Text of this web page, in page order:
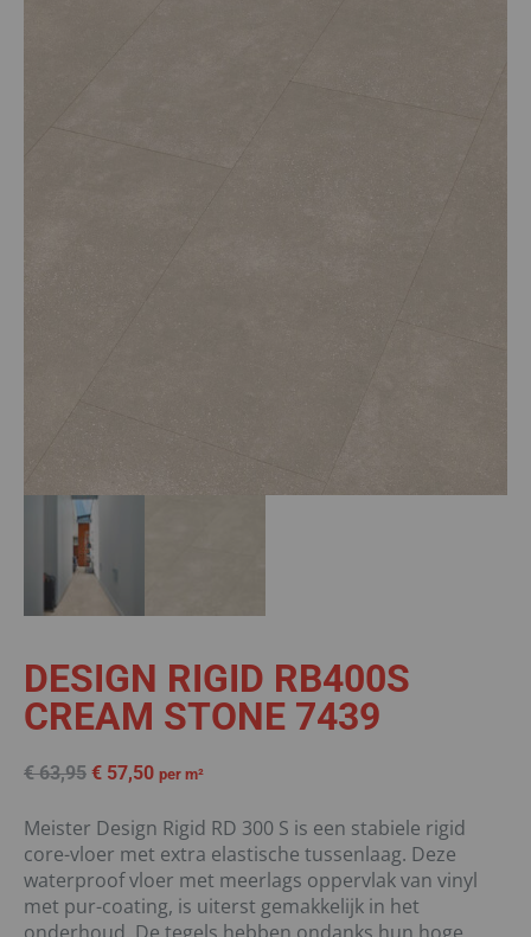
DESIGN RIGID RB400S
CREAM STONE 7439
€63,95 € 57,50 per m²
Meister Design Rigid RD 300 S is een stabiele rigid
core-vloer met extra elastische tussenlaag. Deze
waterproof vloer met meerlags oppervlak van vinyl
met pur-coating, is uiterst gemakkelijk in het